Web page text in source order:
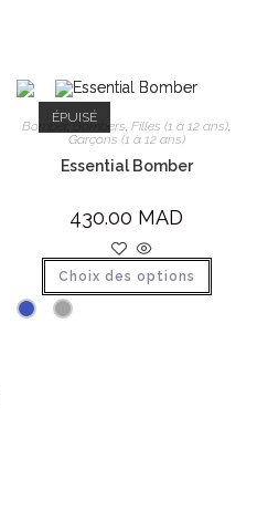
ÉPUISÉ
Bomber ,Bombers,Filles (1 à 12 ans),
Garçons (1 à 12 ans)
Essential Bomber
430.00 MAD
Choix des options